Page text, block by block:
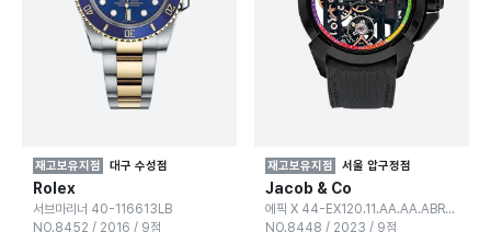
재고보유지점 대구 수성점
Rolex
서브마리너 40-116613LB
NO.8452 / 2016 / 9점
재고보유지점 서울 압구정점
Jacob & Co
에픽 X 44-EX120.11.AA.AA.ABRUA
NO.8448 / 2023 / 9점